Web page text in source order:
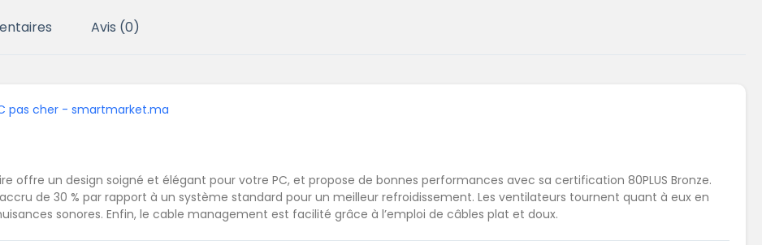
Avis (0)
offre un design soigné et élégant pour votre PC, et propose de bonnes performances avec sa certification 80PLUS Bronze.
de 30 % par rapport à un système standard pour un meilleur refroidissement. Les ventilateurs tournent quant à eux en
sonores. Enfin, le cable management est facilité grâce à l’emploi de câbles plat et doux.